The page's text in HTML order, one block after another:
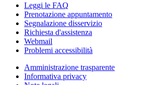
Leggi le FAQ
Prenotazione appuntamento
Segnalazione disservizio
Richiesta d'assistenza
Webmail
Problemi accessibilità
Amministrazione trasparente
Informativa privacy